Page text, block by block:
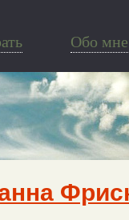
Обо мне